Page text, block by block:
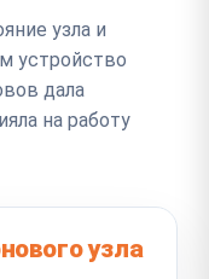
узла и
устройство
дала
на работу
узла